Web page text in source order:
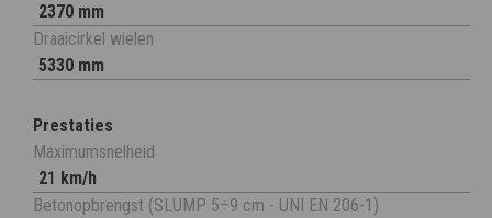
2370 mm
Draaicirkel wielen
5330 mm
Prestaties
Maximumsnelheid
21 km/h
Betonopbrengst (SLUMP 5÷9 cm - UNI EN 206-1)